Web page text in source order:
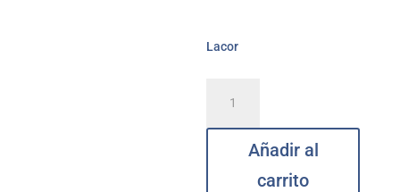
Lacor
eléctrica
blanca
Añadir al
carrito